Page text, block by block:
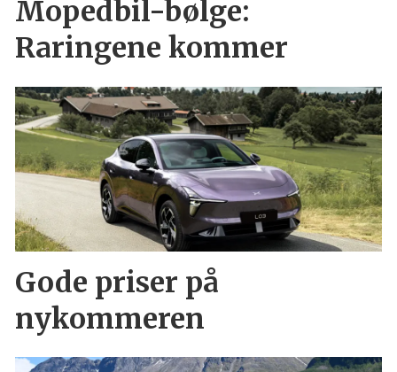
Mopedbil-bølge:
Raringene kommer
Gode priser på
nykommeren